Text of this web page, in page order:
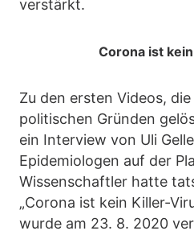
verstärkt.
Corona ist
Zu den ersten Videos,
politischen Gründen
ein Interview von Uli
Epidemiologen auf der
Wissenschaftler hatte
„Corona ist kein Killer-
wurde am 23. 8. 2020